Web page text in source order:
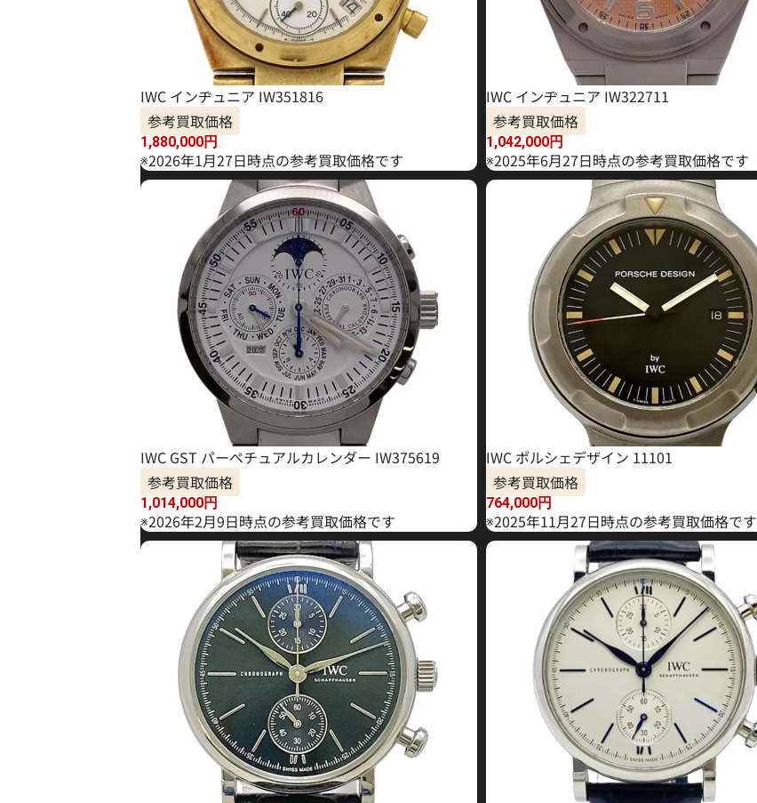
IWC インヂュニア IW351816
参考買取価格
1,880,000円
※2026年1月27日時点の参考買取価格です
IWC インヂュニア IW322711
参考買取価格
1,042,000円
※2025年6月27日時点の参考買取価格です
IWC GST パーペチュアルカレンダー IW375619
参考買取価格
1,014,000円
※2026年2月9日時点の参考買取価格です
IWC ポルシェデザイン 11101
参考買取価格
764,000円
※2025年11月27日時点の参考買取価格です